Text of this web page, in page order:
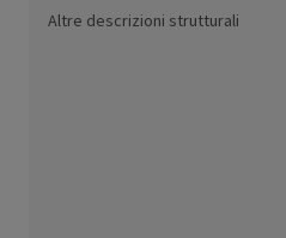
Altre descrizioni strutturali